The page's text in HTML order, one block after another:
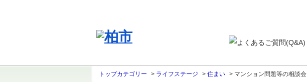
トップカテゴリー > ライフステージ > 住まい > マンション問題等の相談会